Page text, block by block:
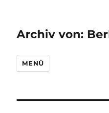
Archiv von:
MENÜ